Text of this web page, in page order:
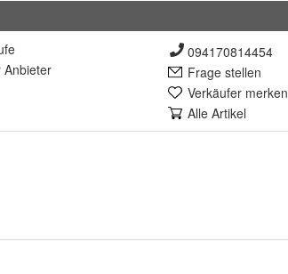
Anbieter
094170814454
Frage stellen
Verkäufer merken
Alle Artikel